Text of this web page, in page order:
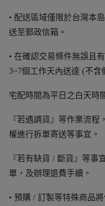
• 配送區域僅限於台灣本
送至郵政信箱。
• 在確認交易條件無誤且
3~7個工作天內送達 (不含
宅配時間為平日之白天時
『若遇調貨』等作業流
權進行拆單寄送等事宜。
『若有缺貨 / 斷貨』等事
單，及辦理退費手續。
• 預購 / 訂製等特殊商品